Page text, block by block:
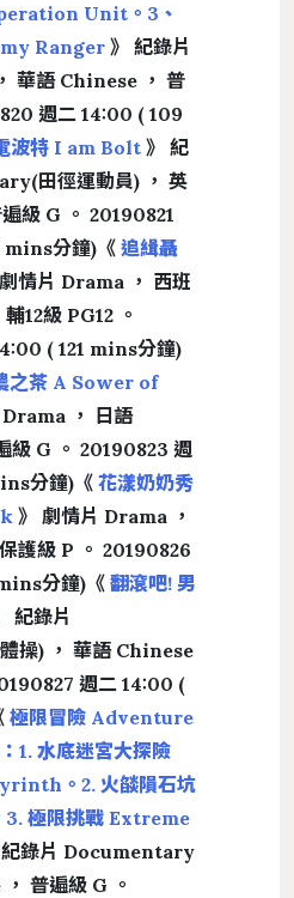
Unit。3、
Ranger》 紀錄片
華語 Chinese ， 普
週二 14:00 ( 109
波特 I am Bolt 》 紀
田徑運動員) ， 英
級 G 。 20190821
mins分鐘)《 追緝聶
情片 Drama ， 西班
12級 PG12 。
( 121 mins分鐘)
之茶 A Sower of
， 日語
級 G 。 20190823 週
分鐘)《 花漾奶奶秀
》 劇情片 Drama ，
護級 P 。 20190826
分鐘)《 翻滾吧! 男
紀錄片
操) ， 華語 Chinese
週二 14:00 (
極限冒險 Adventure
1. 水底迷宮大探險
。2. 火燄隕石坑
極限挑戰 Extreme
錄片 Documentary
普遍級 G 。